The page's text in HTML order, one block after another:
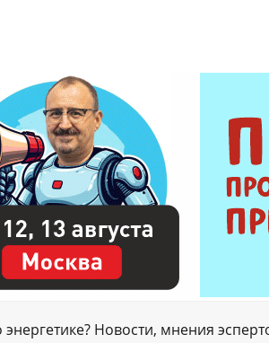
Новости, мнения